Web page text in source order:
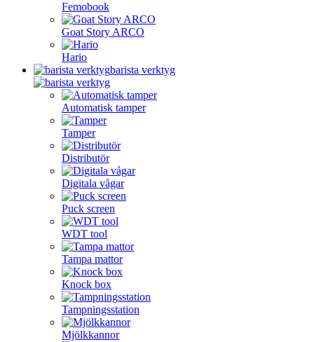
Femobook
Goat Story ARCO
Hario
barista verktyg
Automatisk tamper
Tamper
Distributör
Digitala vågar
Puck screen
WDT tool
Tampa mattor
Knock box
Tampningsstation
Mjölkkannor